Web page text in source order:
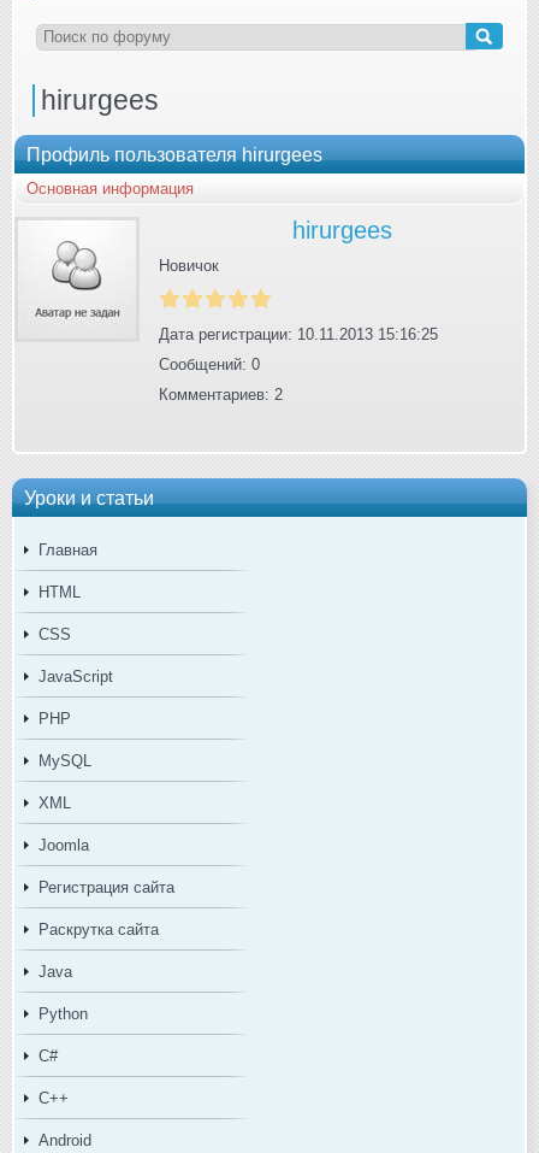
Уроки и статьи
Главная
HTML
CSS
JavaScript
PHP
MySQL
XML
Joomla
Регистрация сайта
Раскрутка сайта
Java
Python
C#
C++
Android
hirurgees
Профиль пользователя hirurgees
Основная информация
hirurgees
Новичок
Дата регистрации: 10.11.2013 15:16:25
Сообщений: 0
Комментариев: 2